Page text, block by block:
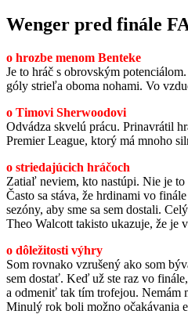
Wenger pred finále
o hrozbe menom Benteke
Je to hráč s obrovským
góly strieľa oboma nohami. Vo
o Timovi Sherwoodovi
Odvádza skvelú prácu. Prinavrátil
Premier League, ktorý má mnoho
o striedajúcich hráčoch
Zatiaľ neviem, kto nastúpi. Nie je
Často sa stáva, že hrdinami vo
sezóny, aby sme sa sem dostali.
Theo Walcott takisto ukazuje, že je
o dôležitosti výhry
Som rovnako vzrušený ako som
sem dostať. Keď už ste raz vo
a odmeniť tak tím trofejou. Nemám
Minulý rok boli možno očakávania